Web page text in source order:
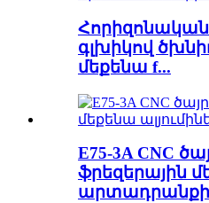
գլխիկով
մեքենա f...
E75-3A CNC
ֆրեզերային